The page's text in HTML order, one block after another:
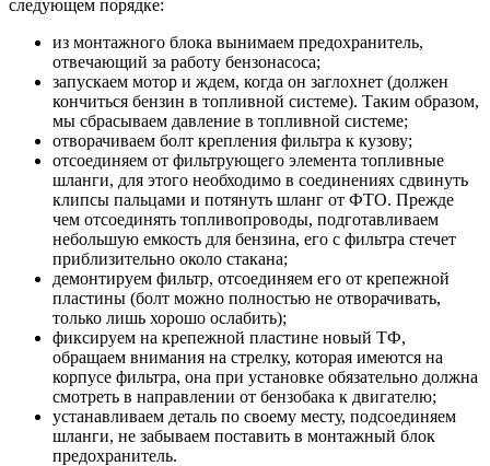
следующем порядке:
из монтажного блока вынимаем предохранитель,
отвечающий за работу бензонасоса;
запускаем мотор и ждем, когда он заглохнет (должен
кончиться бензин в топливной системе). Таким образом,
мы сбрасываем давление в топливной системе;
отворачиваем болт крепления фильтра к кузову;
отсоединяем от фильтрующего элемента топливные
шланги, для этого необходимо в соединениях сдвинуть
клипсы пальцами и потянуть шланг от ФТО. Прежде
чем отсоединять топливопроводы, подготавливаем
небольшую емкость для бензина, его с фильтра стечет
приблизительно около стакана;
демонтируем фильтр, отсоединяем его от крепежной
пластины (болт можно полностью не отворачивать,
только лишь хорошо ослабить);
фиксируем на крепежной пластине новый ТФ,
обращаем внимания на стрелку, которая имеются на
корпусе фильтра, она при установке обязательно должна
смотреть в направлении от бензобака к двигателю;
устанавливаем деталь по своему месту, подсоединяем
шланги, не забываем поставить в монтажный блок
предохранитель.